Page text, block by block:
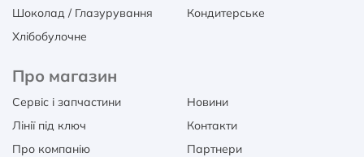
Шоколад / Глазурування
Кондитерське
Хлібобулочне
Про магазин
Сервіс і запчастини
Новини
Лінії під ключ
Контакти
Про компанію
Партнери